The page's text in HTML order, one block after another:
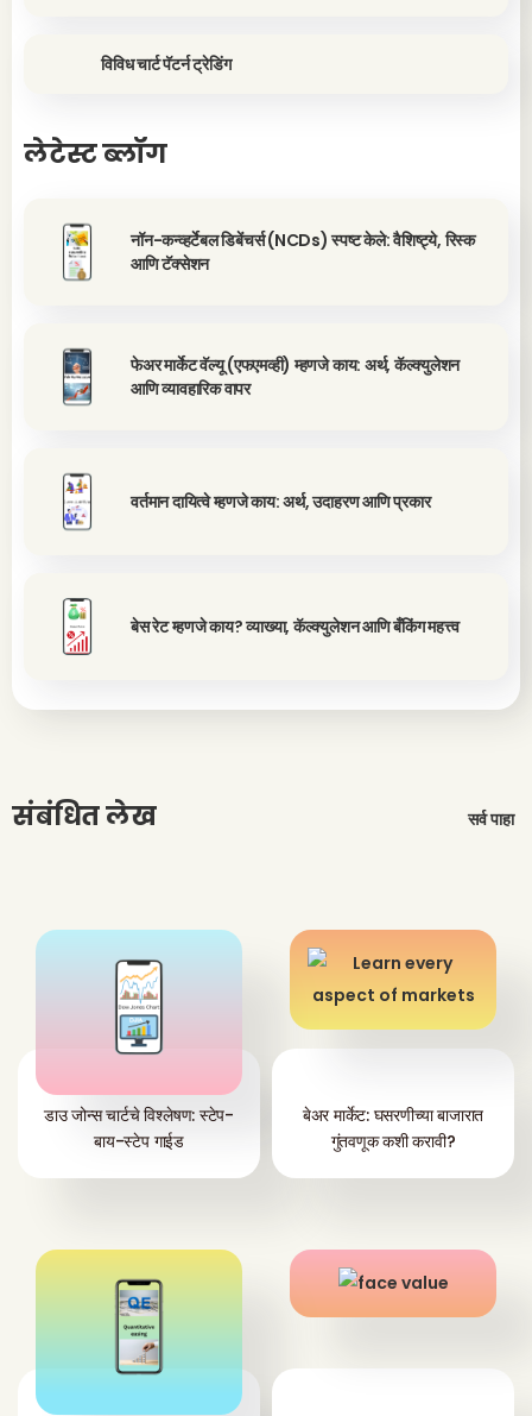
विविध चार्ट पॅटर्न ट्रेडिंग
लेटेस्ट ब्लॉग
नॉन-कन्व्हर्टेबल डिबेंचर्स (NCDs) स्पष्ट केले: वैशिष्ट्ये, रिस्क
आणि टॅक्सेशन
फेअर मार्केट वॅल्यू (एफएमव्ही) म्हणजे काय: अर्थ, कॅल्क्युलेशन
आणि व्यावहारिक वापर
वर्तमान दायित्वे म्हणजे काय: अर्थ, उदाहरण आणि प्रकार
बेस रेट म्हणजे काय? व्याख्या, कॅल्क्युलेशन आणि बँकिंग महत्त्व
संबंधित लेख सर्व पाहा
डाउ जोन्स चार्टचे विश्लेषण: स्टेप-
बाय-स्टेप गाईड
बेअर मार्केट: घसरणीच्या बाजारात
गुंतवणूक कशी करावी?